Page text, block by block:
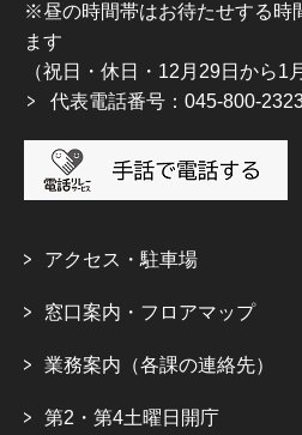
※昼の時間帯はお待たせする時
ます
（祝日・休日・12月29日から1
代表電話番号：045-800-
アクセス・駐車場
窓口案内・フロアマップ
業務案内（各課の連絡先）
第2・第4土曜日開庁